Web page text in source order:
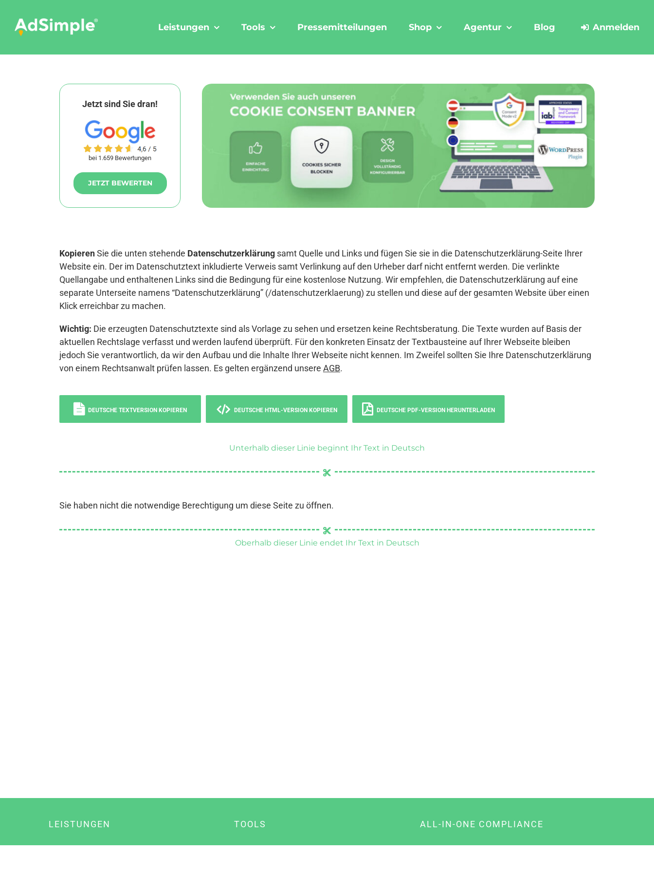
content
Leistungen Tools Pressemitteilungen Shop Agentur Blog Anmelden
Jetzt sind Sie dran!
bei 1.659 Bewertungen
JETZT BEWERTEN
KopierenSie die unten stehende Datenschutzerklärung samt Quelle und Links und fügen Sie sie in die Datenschutzerklärung-Seite Ihrer
Website ein. Der im Datenschutztext inkludierte Verweis samt Verlinkung auf den Urheber darf nicht entfernt werden. Die verlinkte
Quellangabe und enthaltenen Links sind die Bedingung für eine kostenlose Nutzung. Wir empfehlen, die Datenschutzerklärung auf eine
separate Unterseite namens “Datenschutzerklärung” (/datenschutzerklaerung) zu stellen und diese auf der gesamten Website über einen
Klick erreichbar zu machen.
Wichtig: Die erzeugten Datenschutztexte sind als Vorlage zu sehen und ersetzen keine Rechtsberatung. Die Texte wurden auf Basis der
aktuellen Rechtslage verfasst und werden laufend überprüft. Für den konkreten Einsatz der Textbausteine auf Ihrer Webseite bleiben
jedoch Sie verantwortlich, da wir den Aufbau und die Inhalte Ihrer Webseite nicht kennen. Im Zweifel sollten Sie Ihre Datenschutzerklärung
von einem Rechtsanwalt prüfen lassen. Es gelten ergänzend unsere AGB.
DEUTSCHE TEXTVERSION KOPIEREN DEUTSCHE HTML-VERSION KOPIEREN DEUTSCHE PDF-VERSION HERUNTERLADEN
Unterhalb dieser Linie beginnt Ihr Text in Deutsch
Sie haben nicht die notwendige Berechtigung um diese Seite zu öffnen.
Oberhalb dieser Linie endet Ihr Text in Deutsch
LEISTUNGEN TOOLS ALL-IN-ONE COMPLIANCE